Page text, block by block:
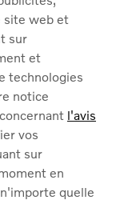
site web et
sur
et
technologies
notice
l'avis
vos
sur
en
quelle